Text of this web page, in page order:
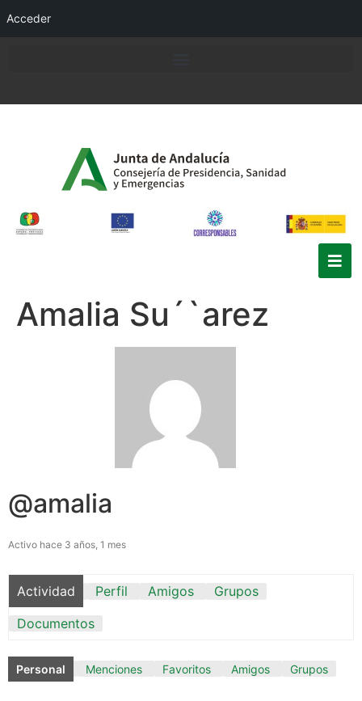
Acceder
Amalia Su´`arez
@amalia
Activo hace 3 años, 1 mes
Actividad Perfil Amigos
Grupos
Documentos
Personal Menciones Favoritos Amigos Grupos